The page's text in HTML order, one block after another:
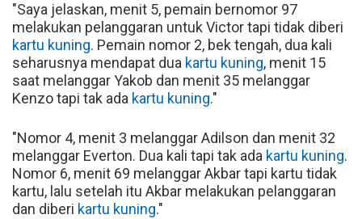
"Saya jelaskan, menit 5, pemain bernomor 97
melakukan pelanggaran untuk Victor tapi tidak diberi
kartu kuning. Pemain nomor 2, bek tengah, dua kali
seharusnya mendapat dua kartu kuning, menit 15
saat melanggar Yakob dan menit 35 melanggar
Kenzo tapi tak ada kartu kuning."
"Nomor 4, menit 3 melanggar Adilson dan menit 32
melanggar Everton. Dua kali tapi tak ada kartu kuning.
Nomor 6, menit 69 melanggar Akbar tapi kartu tidak
kartu, lalu setelah itu Akbar melakukan pelanggaran
dan diberi kartu kuning."